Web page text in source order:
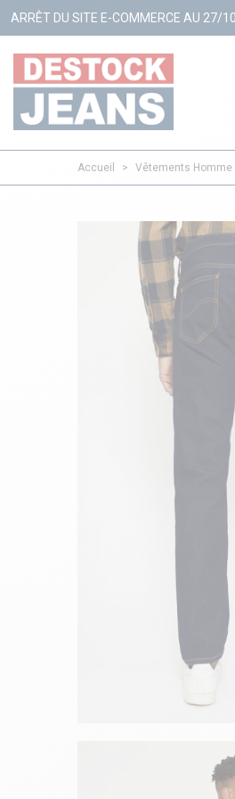
COMMERCE AU 27/10/2025 + d'infos
Accueil > Vêtements Homme